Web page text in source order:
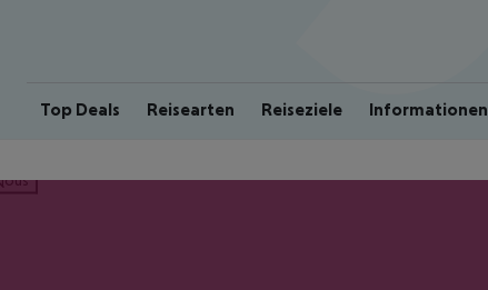
Top Deals Reisearten Reiseziele Informationen